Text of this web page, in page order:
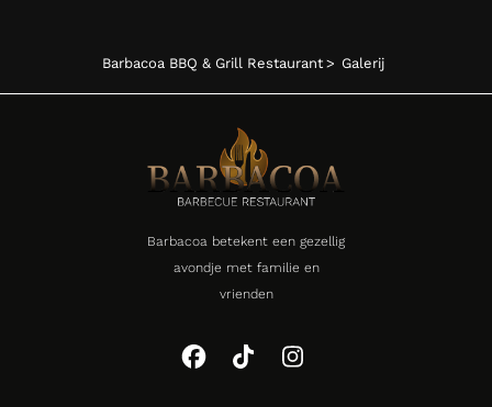
Barbacoa BBQ & Grill Restaurant > Galerij
Barbacoa betekent een gezellig
avondje met familie en
vrienden